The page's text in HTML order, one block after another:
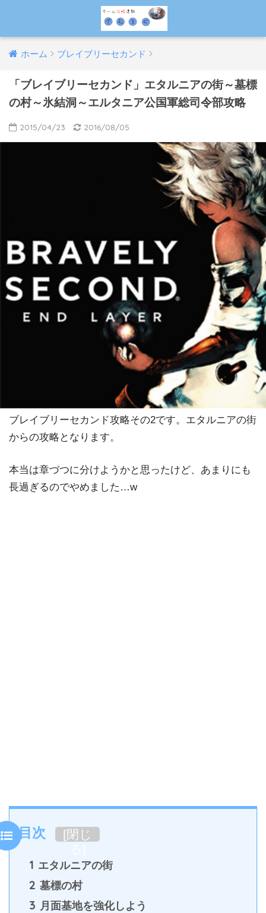
ホーム ブレイブリーセカンド
「ブレイブリーセカンド」エタルニアの街～墓標
の村～氷結洞～エルタニア公国軍総司令部攻略
2015/04/23 2016/08/05
ブレイブリーセカンド攻略その2です。エタルニアの街
からの攻略となります。
本当は章づつに分けようかと思ったけど、あまりにも
長過ぎるのでやめました…w
目次 [閉じ
1 エタルニアの街
2 墓標の村
3 月面基地を強化しよう